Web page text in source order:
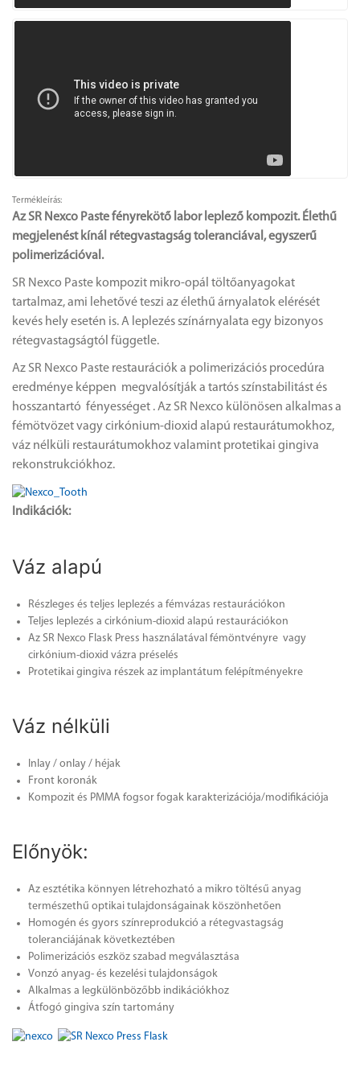
Termékleírás:
Az SR Nexco Paste fényrekötő labor leplező kompozit. Élethű
megjelenést kínál rétegvastagság toleranciával, egyszerű
polimerizációval.
SR Nexco Paste kompozit mikro-opál töltőanyagokat
tartalmaz, ami lehetővé teszi az élethű árnyalatok elérését
kevés hely esetén is. A leplezés színárnyalata egy bizonyos
rétegvastagságtól függetle.
Az SR Nexco Paste restaurációk a polimerizációs procedúra
eredménye képpen megvalósítják a tartós színstabilitást és
hosszantartó fényességet . Az SR Nexco különösen alkalmas a
fémötvözet vagy cirkónium-dioxid alapú restaurátumokhoz,
váz nélküli restaurátumokhoz valamint protetikai gingiva
rekonstrukciókhoz.
Indikációk:
Váz alapú
Részleges és teljes leplezés a fémvázas restaurációkon
Teljes leplezés a cirkónium-dioxid alapú restaurációkon
Az SR Nexco Flask Press használatával fémöntvényre vagy
cirkónium-dioxid vázra préselés
Protetikai gingiva részek az implantátum felépítményekre
Váz nélküli
Inlay / onlay / héjak
Front koronák
Kompozit és PMMA fogsor fogak karakterizációja/modifikációja
Előnyök:
Az esztétika könnyen létrehozható a mikro töltésű anyag
természethű optikai tulajdonságainak köszönhetően
Homogén és gyors színreprodukció a rétegvastagság
toleranciájának következtében
Polimerizációs eszköz szabad megválasztása
Vonzó anyag- és kezelési tulajdonságok
Alkalmas a legkülönbözőbb indikációkhoz
Átfogó gingiva szín tartomány